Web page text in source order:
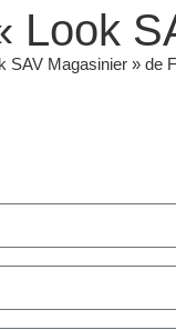
Look
Magasinier » de